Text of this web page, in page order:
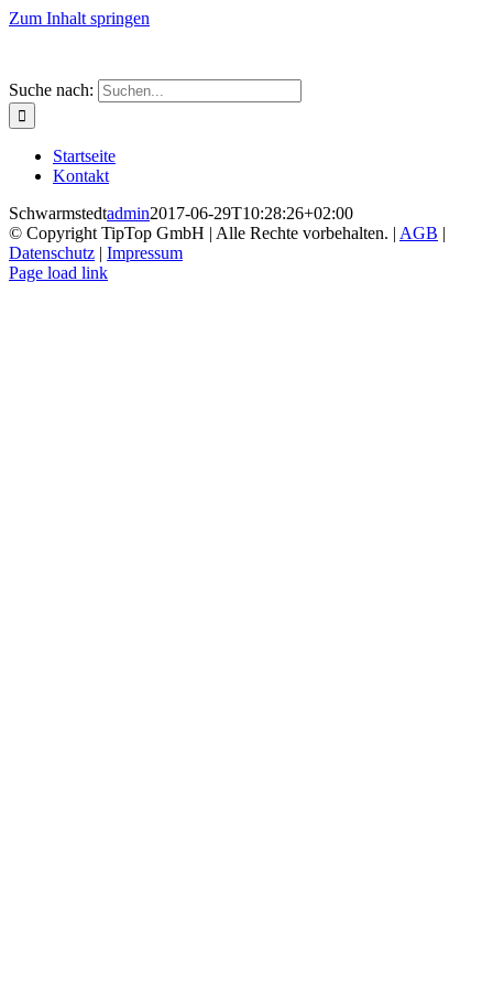
Zum Inhalt springen
Suche nach:
Startseite
Kontakt
Schwarmstedtadmin2017-06-29T10:28:26+02:00
© Copyright TipTop GmbH | Alle Rechte vorbehalten. | AGB |
Datenschutz | Impressum
Page load link